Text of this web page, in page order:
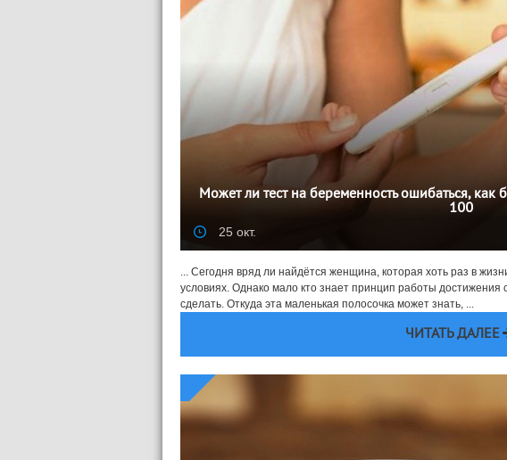
Может ли тест на беременность ошибаться, как
100
25 окт.
... Сегодня вряд ли найдётся женщина, которая хоть раз в
условиях. Однако мало кто знает принцип работы достижения
сделать. Откуда эта маленькая полосочка может знать, ...
ЧИТАТЬ ДАЛЕЕ